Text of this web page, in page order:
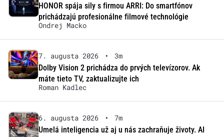
HONOR spája sily s firmou ARRI: Do smartfónov
prichádzajú profesionálne filmové technológie
Ondrej Macko
7. augusta 2026 •
3m
Dolby Vision 2 prichádza do prvých televízorov. Ak
máte tieto TV, zaktualizujte ich
Roman Kadlec
6. augusta 2026 •
7m
Umelá inteligencia už aj u nás zachraňuje životy. AI